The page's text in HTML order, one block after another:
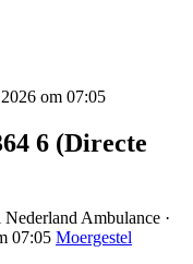
om 07:05
6 (Directe
Ambulance ·
07:05 Moergestel